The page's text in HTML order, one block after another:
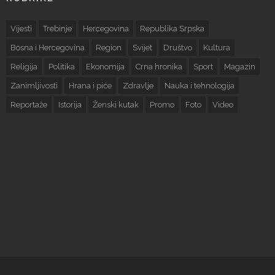
Vijesti Trebinje Hercegovina Republika Srpska
Bosna i Hercegovina Region Svijet Društvo Kultura
Religija Politika Ekonomija Crna hronika Sport Magazin
Zanimljivosti Hrana i piće Zdravlje Nauka i tehnologija
Reportaže Istorija Ženski kutak Promo Foto Video